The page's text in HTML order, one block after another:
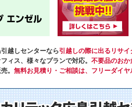
越しセンターなら引越しの際に出るリサ
ィス、様々なプランで対応。 不要品のおか
。 無料お見積り・ご相談は、フリーダイヤ